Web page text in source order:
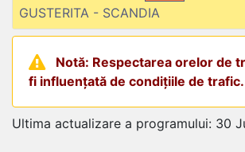
GUSTERITA - SCANDIA
Notă: Respectarea orelor de
fi influențată de condițiile de trafic.
Ultima actualizare a programului: 30